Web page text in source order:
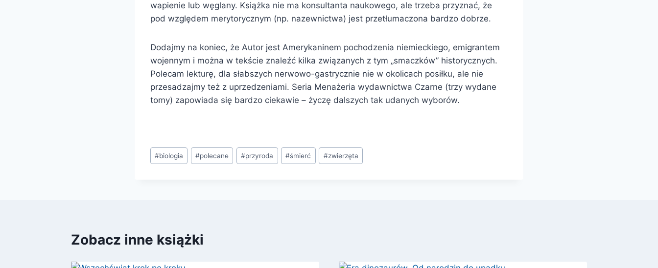
wapienie lub węglany. Książka nie ma konsultanta naukowego, ale trzeba przyznać, że
pod względem merytorycznym (np. nazewnictwa) jest przetłumaczona bardzo dobrze.
Dodajmy na koniec, że Autor jest Amerykaninem pochodzenia niemieckiego, emigrantem
wojennym i można w tekście znaleźć kilka związanych z tym „smaczków” historycznych.
Polecam lekturę, dla słabszych nerwowo-gastrycznie nie w okolicach posiłku, ale nie
przesadzajmy też z uprzedzeniami. Seria Menażeria wydawnictwa Czarne (trzy wydane
tomy) zapowiada się bardzo ciekawie – życzę dalszych tak udanych wyborów.
Tagi
wpisu:
#biologia #polecane #przyroda #śmierć #zwierzęta
Zobacz inne książki